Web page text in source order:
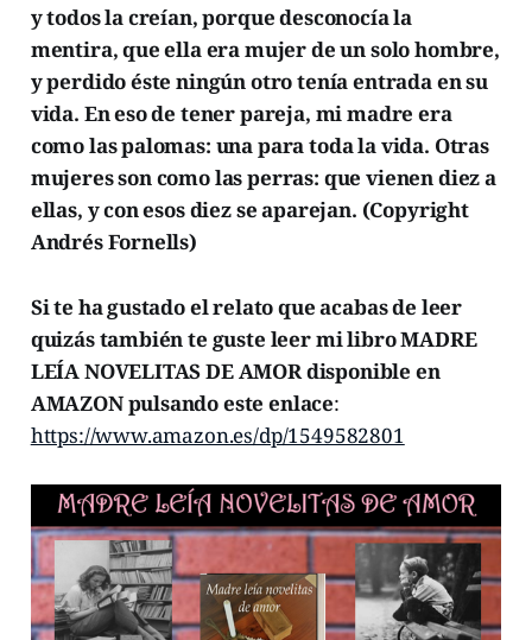
y todos la creían, porque desconocía la
mentira, que ella era mujer de un solo hombre,
y perdido éste ningún otro tenía entrada en su
vida. En eso de tener pareja, mi madre era
como las palomas: una para toda la vida. Otras
mujeres son como las perras: que vienen diez a
ellas, y con esos diez se aparejan. (Copyright
Andrés Fornells)
Si te ha gustado el relato que acabas de leer
quizás también te guste leer mi libro MADRE
LEÍA NOVELITAS DE AMOR disponible en
AMAZON pulsando este enlace:
https://www.amazon.es/dp/1549582801